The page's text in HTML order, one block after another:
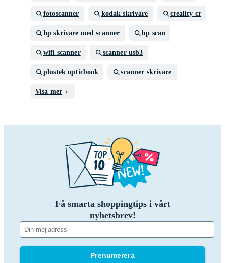
fotoscanner kodak skrivare creality cr
hp skrivare med scanner hp scan
wifi scanner scanner usb3
plustek opticbook scanner skrivare
Visa mer
Få smarta shoppingtips i vårt
nyhetsbrev!
Prenumerera